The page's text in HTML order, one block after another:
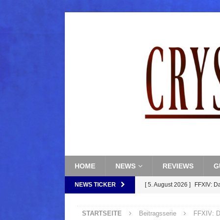
HOME NEWS REVIEWS
NEWS TICKER [ 5. August 2026 ] FFXIV:
[ 5. August 2026 ] FFXIV:
STARTSEITE Beitragsserie FFXIV: